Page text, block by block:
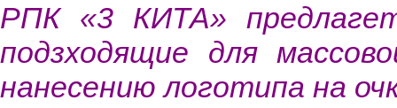
РПК «3 КИТА»
подзходящие для
нанесению логотипа на